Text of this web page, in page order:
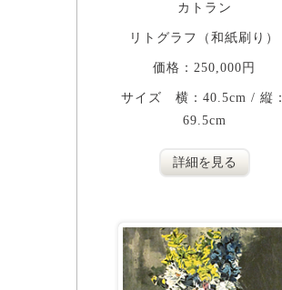
カトラン
リトグラフ（和紙刷り）
価格：250,000円
サイズ 横：40.5cm / 縦：
69.5cm
詳細を見る